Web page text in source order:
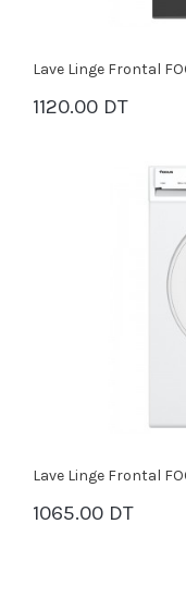
Lave Linge Frontal
1120.00 DT
PANIER
Lave Linge Frontal
1065.00 DT
PANIER